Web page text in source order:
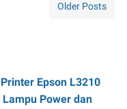
Older Posts
Epson L3210
Power dan